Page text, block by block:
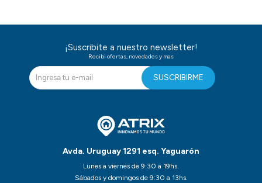
Avda. Uruguay 1291 esq. Yaguarón
Lunes a viernes de 9:30 a 19hs.
Sábados y domingos de 9:30 a 13hs.
¡Suscribite a nuestro newsletter!
Recibi ofertas, novedades y mas
SUSCRIBIRME